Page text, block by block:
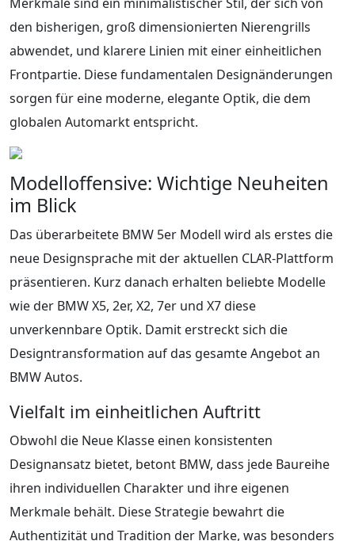
den bisherigen, groß dimensionierten Nierengrills
abwendet, und klarere Linien mit einer einheitlichen
Frontpartie. Diese fundamentalen Designänderungen
sorgen für eine moderne, elegante Optik, die dem
globalen Automarkt entspricht.
Modelloffensive: Wichtige Neuheiten
im Blick
Das überarbeitete BMW 5er Modell wird als erstes die
neue Designsprache mit der aktuellen CLAR-Plattform
präsentieren. Kurz danach erhalten beliebte Modelle
wie der BMW X5, 2er, X2, 7er und X7 diese
unverkennbare Optik. Damit erstreckt sich die
Designtransformation auf das gesamte Angebot an
BMW Autos.
Vielfalt im einheitlichen Auftritt
Obwohl die Neue Klasse einen konsistenten
Designansatz bietet, betont BMW, dass jede Baureihe
ihren individuellen Charakter und ihre eigenen
Merkmale behält. Diese Strategie bewahrt die
Authentizität und Tradition der Marke, was besonders